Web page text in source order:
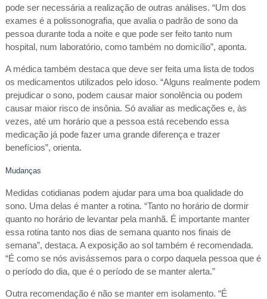
pode ser necessária a realização de outras análises. “Um dos
exames é a polissonografia, que avalia o padrão de sono da
pessoa durante toda a noite e que pode ser feito tanto num
hospital, num laboratório, como também no domicílio”, aponta.
A médica também destaca que deve ser feita uma lista de todos
os medicamentos utilizados pelo idoso. “Alguns realmente podem
prejudicar o sono, podem causar maior sonolência ou podem
causar maior risco de insônia. Só avaliar as medicações e, às
vezes, até um horário que a pessoa está recebendo essa
medicação já pode fazer uma grande diferença e trazer
benefícios”, orienta.
Mudanças
Medidas cotidianas podem ajudar para uma boa qualidade do
sono. Uma delas é manter a rotina. “Tanto no horário de dormir
quanto no horário de levantar pela manhã. É importante manter
essa rotina tanto nos dias de semana quanto nos finais de
semana”, destaca. A exposição ao sol também é recomendada.
“É como se nós avisássemos para o corpo daquela pessoa que é
o período do dia, que é o período de se manter alerta.”
Outra recomendação é não se manter em isolamento. “É